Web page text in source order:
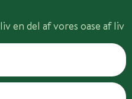
en del af vores oase af liv